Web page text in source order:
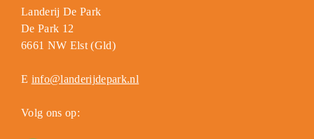
Landerij De Park
De Park 12
6661 NW Elst (Gld)
E info@landerijdepark.nl
Volg ons op: